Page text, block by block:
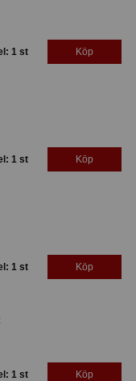
1 st Köp
1 st Köp
1 st Köp
1 st Köp